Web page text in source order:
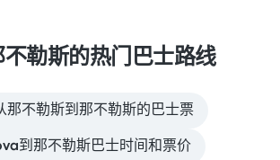
不勒斯的热门巴士路线
那不勒斯到那不勒斯的巴士票
到那不勒斯巴士时间和票价